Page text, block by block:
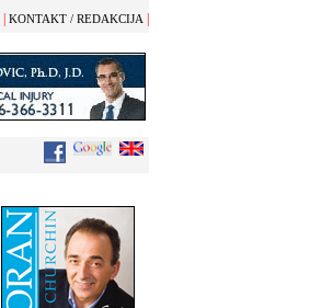
KONTAKT / REDAKCIJA